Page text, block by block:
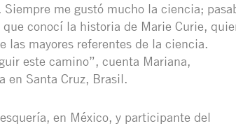
me gustó mucho la ciencia;
conocí la historia de Marie Curie,
las mayores referentes de la ciencia.
este camino”, cuenta Mariana,
en Santa Cruz, Brasil.
en México, y participante del